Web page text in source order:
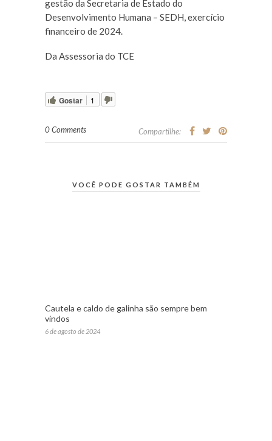
gestão da Secretaria de Estado do
Desenvolvimento Humana – SEDH, exercício
financeiro de 2024.
Da Assessoria do TCE
Gostar 1
0 Comments Compartilhe:
VOCÊ PODE GOSTAR TAMBÉM
Cautela e caldo de galinha são sempre bem
vindos
6 de agosto de 2024